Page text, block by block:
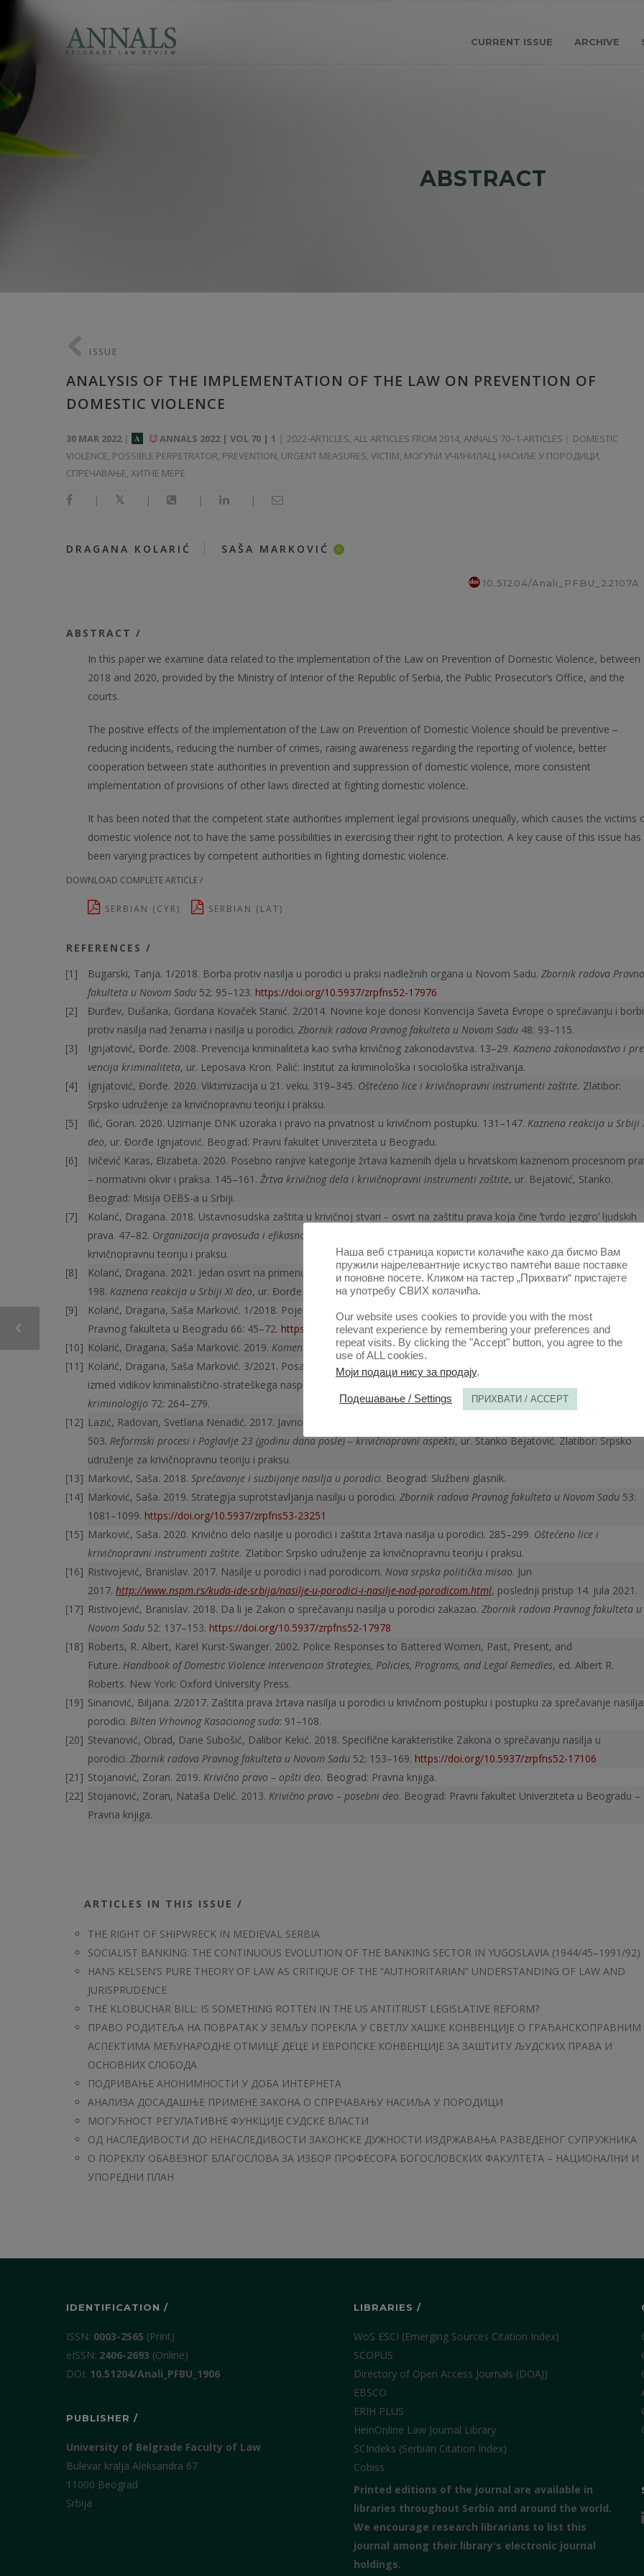
CURRENT ISSUE ARCHIVE
ABSTRACT
ISSUE
ANALYSIS OF THE IMPLEMENTATION OF THE LAW ON PREVENTION OF
DOMESTIC VIOLENCE
30 MAR 2022 A ANNALS 2022 | VOL 70 | 1 2022-ARTICLES, ALL ARTICLES FROM 2014, ANNALS 70–1-ARTICLES
DOMESTIC
VIOLENCE, POSSIBLE PERPETRATOR, PREVENTION, URGENT MEASURES, VICTIM, МОГУЋИ УЧИНИЛАЦ, НАСИЉЕ У ПОРОДИЦИ,
СПРЕЧАВАЊЕ, ХИТНЕ МЕРЕ
| | | |
DRAGANA KOLARIĆ | SAŠA MARKOVIĆ ID
10.51204/Anali_PFBU_22107A
ABSTRACT /
In this paper we examine data related to the implementation of the Law on Prevention of Domestic Violence, between
2018 and 2020, provided by the Ministry of Interior of the Republic of Serbia, the Public Prosecutor’s Office, and the
courts.
The positive effects of the implementation of the Law on Prevention of Domestic Violence should be preventive –
reducing incidents, reducing the number of crimes, raising awareness regarding the reporting of violence, better
cooperation between state authorities in prevention and suppression of domestic violence, more consistent
implementation of provisions of other laws directed at fighting domestic violence.
It has been noted that the competent state authorities implement legal provisions unequally, which causes the victims
domestic violence not to have the same possibilities in exercising their right to protection. A key cause of this issue has
been varying practices by competent authorities in fighting domestic violence.
DOWNLOAD COMPLETE ARTICLE /
SERBIAN (CYR) SERBIAN (LAT)
REFERENCES /
Bugarski, Tanja. 1/2018. Borba protiv nasilja u porodici u praksi nadležnih organa u Novom Sadu. Zbornik radova
fakulteta u Novom Sadu 52: 95–123. https://doi.org/10.5937/zrpfns52-17976
Đurđev, Dušanka, Gordana Kovaček Stanić. 2/2014. Novine koje donosi Konvencija Saveta Evrope o sprečavanju i borbi
protiv nasilja nad ženama i nasilja u porodici. Zbornik radova Pravnog fakulteta u Novom Sadu 48: 93–115.
Ignjatović, Đorđe. 2008. Prevencija kriminaliteta kao svrha krivičnog zakonodavstva. 13–29. Kazneno zakonodavstvo i
vencija kriminaliteta, ur. Leposava Kron. Palić: Institut za kriminološka i sociološka istraživanja.
Ignjatović, Đorđe. 2020. Viktimizacija u 21. veku. 319–345. Oštećeno lice i krivičnopravni instrumenti zaštite. Zlatibor:
Srpsko udruženje za krivičnopravnu teoriju i praksu.
Ilić, Goran. 2020. Uzimanje DNK uzoraka i pravo na privatnost u krivičnom postupku. 131–147. Kaznena reakcija u Srbiji
deo, ur. Đorđe Ignjatović. Beograd: Pravni fakultet Univerziteta u Beogradu.
Ivičević Karas, Elizabeta. 2020. Posebno ranjive kategorije žrtava ka­znenih djela u hrvatskom kaznenom procesnom
– normativni okvir i praksa. 145–161. Žrtva krivičnog dela i krivičnopravni instrumenti zaštite, ur. Bejatović, Stanko.
Beograd: Misija OEBS-a u Srbiji.
Kolarić, Dragana. 2018. Ustavnosudska zaštita u krivičnoj stvari – osvrt na zaštitu prava koja čine ʼtvrdo jezgroʼ ljudskih
prava. 47–82. Organizacija pravosuđa i efikasnost sudske zaštite
krivičnopravnu teoriju i praksu.
Kolarić, Dragana. 2021. Jedan osvrt na primenu Zakona o spreča­vanju nasilja u porodici u Republici Srbiji. 182–
198. Kaznena reakcija u Srbiji XI deo, ur. Đorđe Ignjatović. Beograd: Pravni fakultet Univerziteta u Beogradu.
Kolarić, Dragana, Saša Marković. 1/2018. Pojedine nedoumice u primeni Zakona o sprečavanju nasilja u porodici. Anali
Pravnog fakulteta u Beogradu 66: 45–72. https://doi.org/10.5937/AnaliPFB1801045K
Kolarić, Dragana, Saša Marković. 2019. Komentar Zakona o spre­čavanju nasilja u porodici. Beograd: Službeni glasnik.
Kolarić, Dragana, Saša Marković. 3/2021. Posamezni učinki uporabe Zakono o preprečevanju nasilja v družini kot enega
izmed vidikov kriminalistično-strateškega nasprotovanja nasilja v družini v Republiki Srbiji.Revija za kriminalistiko in
kriminologijo 72: 264–279.
Lazić, Radovan, Svetlana Nenadić. 2017. Javno tužilaštvo pred izazovima Zakona o sprečavanju nasilja u porodici. 491–
503. Reformski procesi i Poglavlje 23 (godinu dana posle) – krivičnopravni aspekti, ur. Stanko Bejatović. Zlatibor: Srpsko
udruženje za krivičnopravnu teoriju i praksu.
Marković, Saša. 2018. Sprečavanje i suzbijanje nasilja u porodici. Beograd: Službeni glasnik.
Marković, Saša. 2019. Strategija suprotstavljanja nasilju u porodici. Zbornik radova Pravnog fakulteta u Novom Sadu 53:
1081–1099. https://doi.org/10.5937/zrpfns53-23251
Marković, Saša. 2020. Krivično delo nasilje u porodici i zaštita žrtava nasilja u porodici. 285–299. Oštećeno lice i
krivičnopravni instrumenti zaštite. Zlatibor: Srpsko udruženje za krivičnopravnu teoriju i praksu.
Ristivojević, Branislav. 2017. Nasilje u porodici i nad porodicom. Nova srpska politička misao. Jun
2017. http://www.nspm.rs/kuda-ide-srbija/nasilje-u-porodici-i-nasilje-nad-porodicom.html, poslednji pristup 14. jula 2021.
Ristivojević, Branislav. 2018. Da li je Zakon o sprečavanju na­silja u porodici zakazao. Zbornik radova Pravnog fakulteta u
Novom Sadu 52: 137–153. https://doi.org/10.5937/zrpfns52-17978
Roberts, R. Albert, Karel Kurst-Swanger. 2002. Police Responses to Battered Women, Past, Present, and
Future. Handbook of Domestic Violence Intervencion Strategies, Policies, Programs, and Legal Remedies, ed. Albert R.
Roberts. New York: Oxford University Press.
Sinanović, Biljana. 2/2017. Zaštita prava žrtava nasilja u porodici u krivičnom postupku i postupku za sprečavanje
porodici. Bilten Vrhovnog Kasacionog suda: 91–108.
Stevanović, Obrad, Dane Subošić, Dalibor Kekić. 2018. Specifične karakteristike Zakona o sprečavanju nasilja u
porodici. Zbornik radova Pravnog fakulteta u Novom Sadu 52: 153–169. https://doi.org/10.5937/zrpfns52-17106
Stojanović, Zoran. 2019. Krivično pravo – opšti deo. Beograd: Pravna knjiga.
Stojanović, Zoran, Nataša Delić. 2013. Krivično pravo – posebni deo. Beograd: Pravni fakultet Univerziteta u Beogradu –
Pravna knjiga.
ARTICLES IN THIS ISSUE /
THE RIGHT OF SHIPWRECK IN MEDIEVAL SERBIA
SOCIALIST BANKING: THE CONTINUOUS EVOLUTION OF THE BANKING SECTOR IN YUGOSLAVIA (1944/45–1991/92)
HANS KELSEN’S PURE THEORY OF LAW AS CRITIQUE OF THE “AUTHORITARIAN” UNDERSTANDING OF LAW AND
JURISPRUDENCE
THE KLOBUCHAR BILL: IS SOMETHING ROTTEN IN THE US ANTITRUST LEGISLATIVE REFORM?
ПРАВО РОДИТЕЉА НА ПОВРАТАК У ЗЕМЉУ ПОРЕКЛА У СВЕТЛУ ХАШКЕ КОНВЕНЦИЈЕ О ГРАЂАНСКОПРАВНИМ
АСПЕКТИМА МЕЂУНАРОДНЕ ОТМИЦЕ ДЕЦЕ И ЕВРОПСКЕ КОНВЕНЦИЈЕ ЗА ЗАШТИТУ ЉУДСКИХ ПРАВА И
ОСНОВНИХ СЛОБОДА
ПОДРИВАЊЕ АНОНИМНОСТИ У ДОБА ИНТЕРНЕТА
АНАЛИЗА ДОСАДАШЊЕ ПРИМЕНЕ ЗАКОНА О СПРЕЧАВАЊУ НАСИЉА У ПОРОДИЦИ
МОГУЋНОСТ РЕГУЛАТИВНЕ ФУНКЦИЈЕ СУДСКЕ ВЛАСТИ
ОД НАСЛЕДИВОСТИ ДО НЕНАСЛЕДИВОСТИ ЗАКОНСКЕ ДУЖНОСТИ ИЗДРЖАВАЊА РАЗВЕДЕНОГ СУПРУЖНИКА
O ПОРЕКЛУ ОБАВЕЗНОГ БЛАГОСЛОВА ЗА ИЗБОР ПРОФЕСОРА БОГОСЛОВСКИХ ФАКУЛТЕТА – НАЦИОНАЛНИ И
УПОРЕДНИ ПЛАН
IDENTIFICATION /
ISSN: 0003-2565 (Print)
еISSN: 2406-2693 (Online)
DOI: 10.51204/Anali_PFBU_1906
PUBLISHER /
University of Belgrade Faculty of Law
Bulevar kralja Aleksandra 67
11000 Beograd
Srbija
LIBRARIES /
WoS ESCI (Emerging Sources Citation Index)
SCOPUS
Directory of Open Access Journals (DOAJ)
EBSCO
ERIH PLUS
HeinOnline Law Journal Library
SCIndeks (Serbian Citation Index)
Cobiss
Printed editions of the journal are available in
libraries throughout Serbia and around the world.
We encourage research librarians to list this
journal among their library's electronic journal
holdings.
Наша веб страница користи колачиће како да бисмо Вам
пружили најрелевантније искуство памтећи ваше поставке
и поновне посете. Кликом на тастер „Прихвати“ пристајете
на употребу СВИХ колачића.
Our website uses cookies to provide you with the most
relevant experience by remembering your preferences and
repeat visits. By clicking the "Accept" button, you agree to the
use of ALL cookies.
Моји подаци нису за продају.
Подешавање / Settings ПРИХВАТИ / ACCEPT